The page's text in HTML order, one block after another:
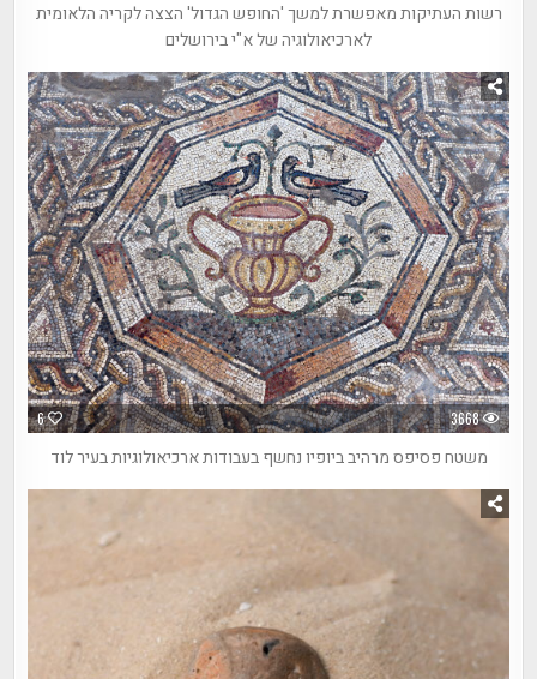
רשות העתיקות מאפשרת למשך 'החופש הגדול' הצצה לקריה הלאומית
לארכיאולוגיה של א"י בירושלים
6 3668
משטח פסיפס מרהיב ביופיו נחשף בעבודות ארכיאולוגיות בעיר לוד